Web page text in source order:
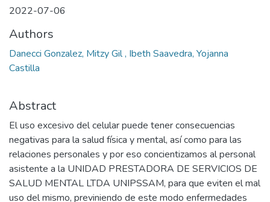
2022-07-06
Authors
Danecci Gonzalez, Mitzy Gil , Ibeth Saavedra, Yojanna
Castilla
Abstract
El uso excesivo del celular puede tener consecuencias
negativas para la salud física y mental, así como para las
relaciones personales y por eso concientizamos al personal
asistente a la UNIDAD PRESTADORA DE SERVICIOS DE
SALUD MENTAL LTDA UNIPSSAM, para que eviten el mal
uso del mismo, previniendo de este modo enfermedades